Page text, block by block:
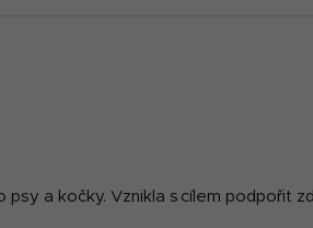
a kočky. Vznikla s cílem podpořit